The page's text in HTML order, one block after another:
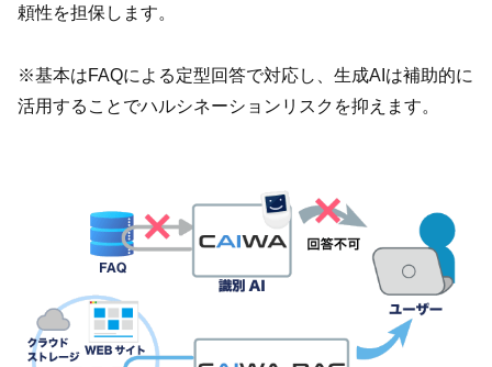
頼性を担保します。
※基本はFAQによる定型回答で対応し、生成AIは補助的に
活用することでハルシネーションリスクを抑えます。